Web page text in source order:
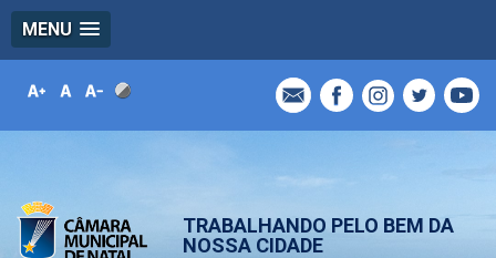
MENU
TRABALHANDO PELO BEM DA
NOSSA CIDADE